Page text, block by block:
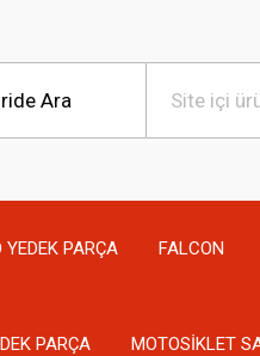
YEDEK PARÇA FALCON
PARÇA MOTOSİKLET